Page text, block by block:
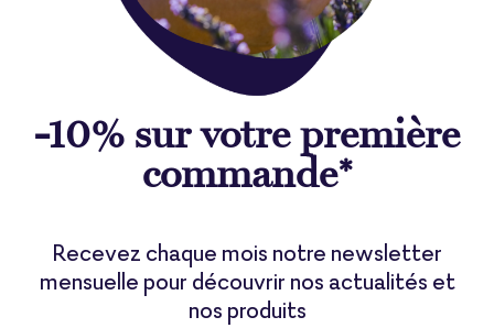
-10% sur votre première
commande*
Recevez chaque mois notre newsletter
mensuelle pour découvrir nos actualités et
nos produits